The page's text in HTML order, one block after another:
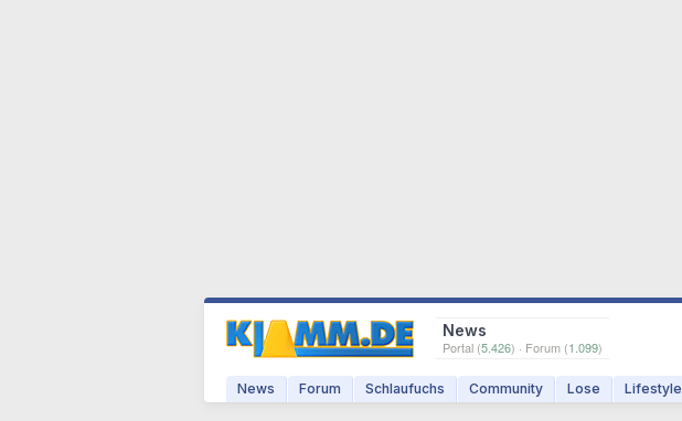
News
Portal (5.426) · Forum (1.099)
News Forum Schlaufuchs Community Lose Lifestyle